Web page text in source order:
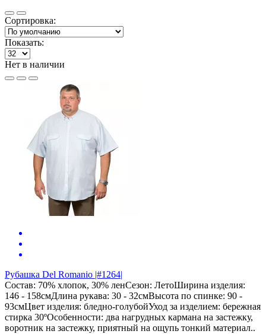
Сортировка:
Показать:
Нет в наличии
Рубашка Del Romanio |#1264|
Состав: 70% хлопок, 30% ленСезон: ЛетоШирина изделия:
146 - 158смДлина рукава: 30 - 32смВысота по спинке: 90 -
93смЦвет изделия: бледно-голубойУход за изделием: бережная
стирка 30ºОсобенности: два нагрудных кармана на застежку,
воротник на застежку, приятный на ощупь тонкий материал..